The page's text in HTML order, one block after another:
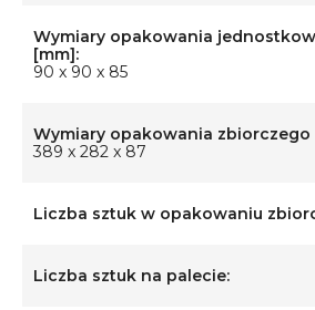
Wymiary opakowania
[mm]:
90 x 90 x 85
Wymiary opakowania zbiorczego
389 x 282 x 87
Liczba sztuk w opakowaniu
Liczba sztuk na palecie: